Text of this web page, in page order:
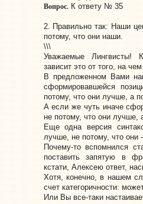
Вопрос.К ответу № 35
2. Правильно так: Наши
потому, что они наши.
\\\
Уважаемые Лингвисты!
зависит это от того, на
В предложенном Вами
сформировавшейся
потому, что они лучше, а
А если же чуть иначе
не потому, что они лучше,
Еще одна версия
лучше, не потому, что они
Почему-то вспомнился
поставить запятую в
кстати, Алексею ответ,
Хотя, конечно, в нашем
счет категоричности:
Или Вы все-таки